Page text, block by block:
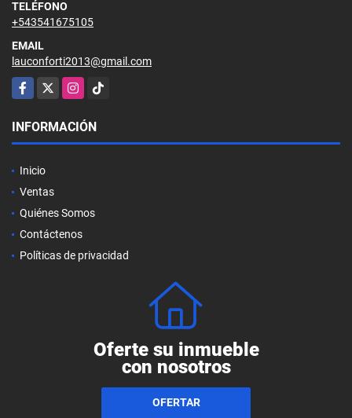
TELÉFONO
+543541675105
EMAIL
lauconforti2013@gmail.com
Facebook
X Instagram
TikTok
INFORMACIÓN
Inicio
Ventas
Quiénes Somos
Contáctenos
Políticas de privacidad
Oferte su inmueble
con nosotros
OFERTAR